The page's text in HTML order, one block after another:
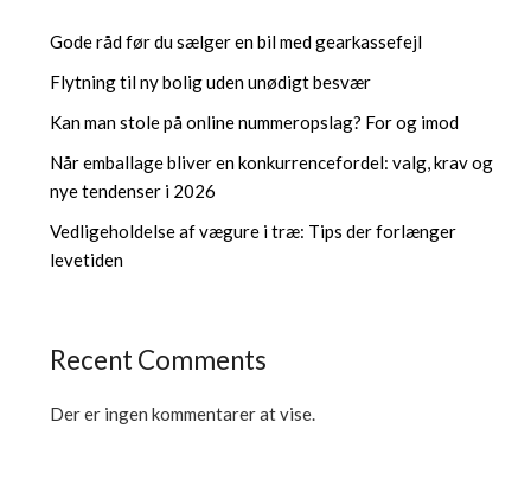
Gode råd før du sælger en bil med gearkassefejl
Flytning til ny bolig uden unødigt besvær
Kan man stole på online nummeropslag? For og imod
Når emballage bliver en konkurrencefordel: valg, krav og
nye tendenser i 2026
Vedligeholdelse af vægure i træ: Tips der forlænger
levetiden
Recent Comments
Der er ingen kommentarer at vise.